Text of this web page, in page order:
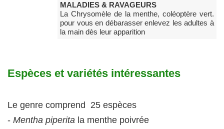
MALADIES & RAVAGEURS
La Chrysomèle de la menthe, coléoptère vert.
pour vous en débarasser enlevez les adultes à
la main dès leur apparition
Espèces et variétés intéressantes
Le genre comprend 25 espèces
- Mentha piperita la menthe poivrée